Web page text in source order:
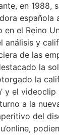
en 1988,
en el Reino
análisis y
de las
la
la
y el videoclip
a la
del